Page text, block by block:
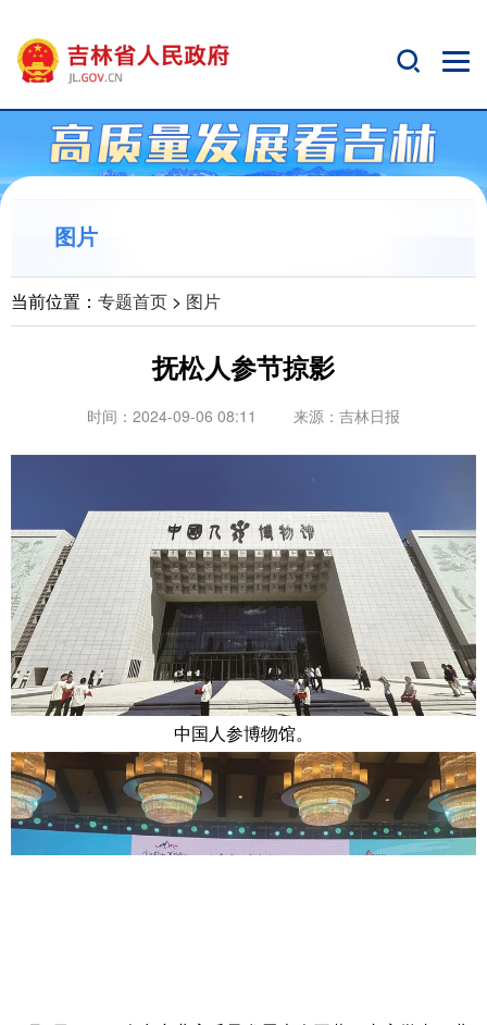
图片
当前位置： 专题首页 > 图片
抚松人参节掠影
时间：2024-09-06 08:11 来源： 吉林日报
中国人参博物馆。